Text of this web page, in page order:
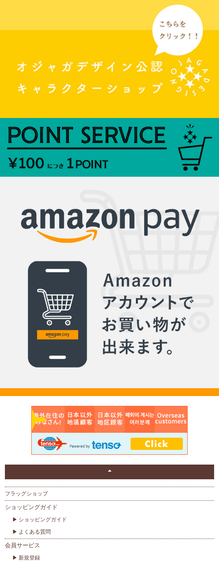
フラッグショップ
ショッピングガイド
ショッピングガイド
よくある質問
会員サービス
新規登録